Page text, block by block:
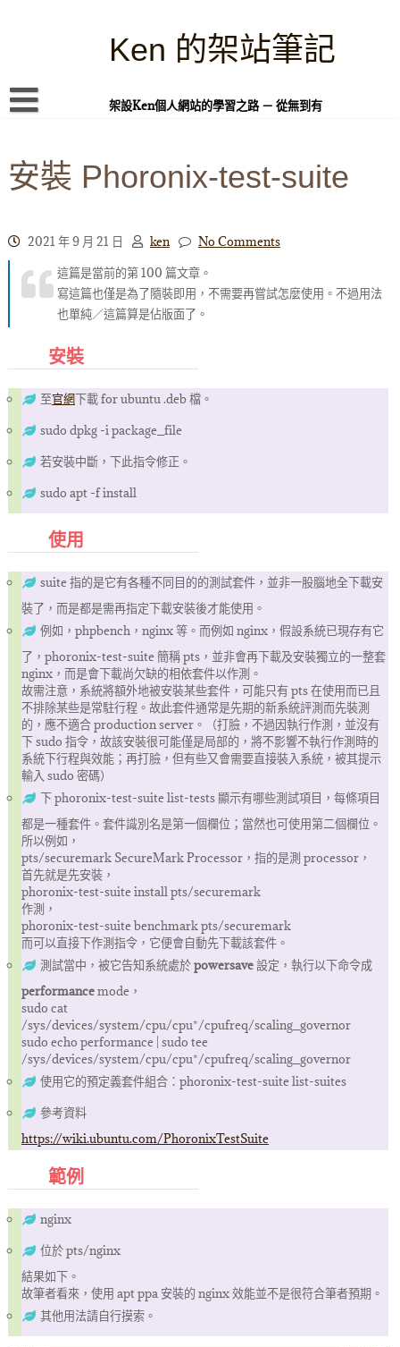
Ken 的架站筆記
架設Ken個人網站的學習之路 － 從無到有
本站簡介
案例專題
WordPress 學習之雜記
PHP 語言
頁面練習
安裝 Phoronix-test-suite
2021 年 9 月 21 日 ken
No Comments
這篇是當前的第 100 篇文章。
寫這篇也僅是為了隨裝即用，不需要再嘗試怎麼使用。不過用法
也單純／這篇算是佔版面了。
安裝
至官網下載 for ubuntu .deb 檔。
sudo dpkg -i package_file
若安裝中斷，下此指令修正。
sudo apt -f install
使用
suite 指的是它有各種不同目的的測試套件，並非一股腦地全下載安
裝了，而是都是需再指定下載安裝後才能使用。
例如，phpbench，nginx 等。而例如 nginx，假設系統已現存有它
了，phoronix-test-suite 簡稱 pts，並非會再下載及安裝獨立的一整套
nginx，而是會下載尚欠缺的相依套件以作測。
故需注意，系統將額外地被安裝某些套件，可能只有 pts 在使用而已且
不排除某些是常駐行程。故此套件通常是先期的新系統評測而先裝測
的，應不適合 production server。（打臉，不過因執行作測，並沒有
下 sudo 指令，故該安裝很可能僅是局部的，將不影響不執行作測時的
系統下行程與效能；再打臉，但有些又會需要直接裝入系統，被其提示
輸入 sudo 密碼）
下 phoronix-test-suite list-tests 顯示有哪些測試項目，每條項目
都是一種套件。套件識別名是第一個欄位；當然也可使用第二個欄位。
所以例如，
pts/securemark SecureMark Processor，指的是測 processor，
首先就是先安裝，
phoronix-test-suite install pts/securemark
作測，
phoronix-test-suite benchmark pts/securemark
而可以直接下作測指令，它便會自動先下載該套件。
測試當中，被它告知系統處於powersave設定，執行以下命令成
performancemode，
sudo cat
/sys/devices/system/cpu/cpu*/cpufreq/scaling_governor
sudo echo performance | sudo tee
/sys/devices/system/cpu/cpu*/cpufreq/scaling_governor
使用它的預定義套件組合：phoronix-test-suite list-suites
參考資料
https://wiki.ubuntu.com/PhoronixTestSuite
範例
nginx
位於 pts/nginx
結果如下。
故筆者看來，使用 apt ppa 安裝的 nginx 效能並不是很符合筆者預期。
其他用法請自行摸索。